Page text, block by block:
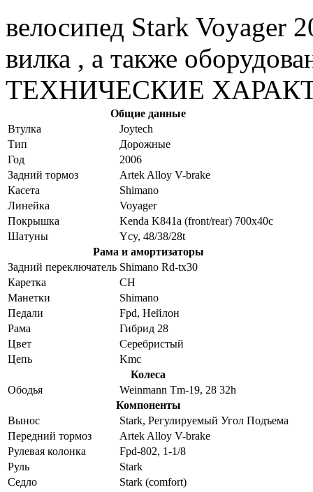
велосипед Stark Voyager
вилка , а также
ТЕХНИЧЕСКИЕ
Общие данные
Bтулка
Joytech
Tип
Дорожные
Год
2006
Задний тормоз
Artek Alloy V-brake
Касета
Shimano
Линейка
Voyager
Покрышка
Kenda K841a (front/rear) 700х40c
Шатуны
Ycy, 48/38/28t
Рама и амортизаторы
Задний переключатель Shimano Rd-tx30
Каретка
CH
Манетки
Shimano
Педали
Fpd, Нейлон
Рама
Гибрид 28
Цвет
Серебристый
Цепь
Kmc
Колеса
Ободья
Weinmann Tm-19, 28 32h
Компоненты
Вынос
Stark, Регулируемый Угол Подъема
Передний тормоз
Artek Alloy V-brake
Рулевая колонка
Fpd-802, 1-1/8
Руль
Stark
Седло
Stark (comfort)